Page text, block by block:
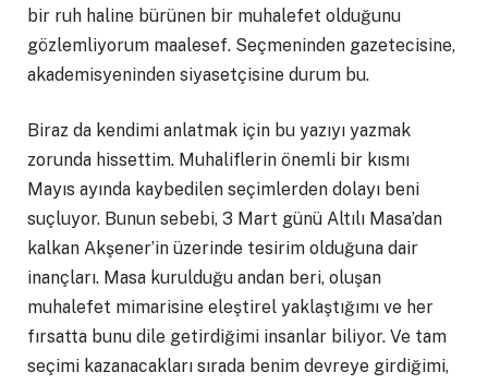
bir ruh haline bürünen bir muhalefet olduğunu
gözlemliyorum maalesef. Seçmeninden gazetecisine,
akademisyeninden siyasetçisine durum bu.
Biraz da kendimi anlatmak için bu yazıyı yazmak
zorunda hissettim. Muhaliflerin önemli bir kısmı
Mayıs ayında kaybedilen seçimlerden dolayı beni
suçluyor. Bunun sebebi, 3 Mart günü Altılı Masa’dan
kalkan Akşener’in üzerinde tesirim olduğuna dair
inançları. Masa kurulduğu andan beri, oluşan
muhalefet mimarisine eleştirel yaklaştığımı ve her
fırsatta bunu dile getirdiğimi insanlar biliyor. Ve tam
seçimi kazanacakları sırada benim devreye girdiğimi,